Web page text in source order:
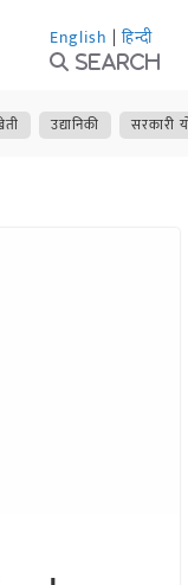
English | हिन्दी
Search
उद्यानिकी सरकारी